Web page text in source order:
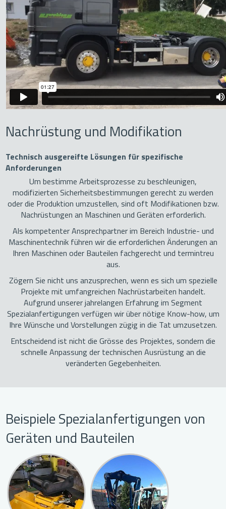
Nachrüstung und Modifikation
Technisch ausgereifte Lösungen für spezifische
Anforderungen
Um bestimme Arbeitsprozesse zu beschleunigen,
modifizierten Sicherheitsbestimmungen gerecht zu werden
oder die Produktion umzustellen, sind oft Modifikationen bzw.
Nachrüstungen an Maschinen und Geräten erforderlich.
Als kompetenter Ansprechpartner im Bereich Industrie- und
Maschinentechnik führen wir die erforderlichen Änderungen an
Ihren Maschinen oder Bauteilen fachgerecht und termintreu
aus.
Zögern Sie nicht uns anzusprechen, wenn es sich um spezielle
Projekte mit umfangreichen Nachrüstarbeiten handelt.
Aufgrund unserer jahrelangen Erfahrung im Segment
Spezialanfertigungen verfügen wir über nötige Know-how, um
Ihre Wünsche und Vorstellungen zügig in die Tat umzusetzen.
Entscheidend ist nicht die Grösse des Projektes, sondern die
schnelle Anpassung der technischen Ausrüstung an die
veränderten Gegebenheiten.
Beispiele Spezialanfertigungen von
Geräten und Bauteilen